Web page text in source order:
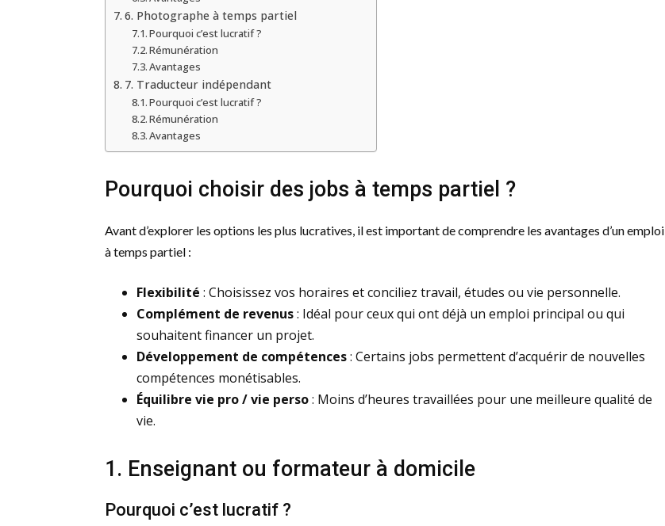
6. Photographe à temps partiel
Pourquoi c’est lucratif ?
Rémunération
Avantages
7. Traducteur indépendant
Pourquoi c’est lucratif ?
Rémunération
Avantages
Pourquoi choisir des jobs à temps partiel ?
Avant d’explorer les options les plus lucratives, il est important de comprendre les avantages d’un emploi
à temps partiel :
Flexibilité : Choisissez vos horaires et conciliez travail, études ou vie personnelle.
Complément de revenus: Idéal pour ceux qui ont déjà un emploi principal ou qui
souhaitent financer un projet.
Développement de compétences: Certains jobs permettent d’acquérir de nouvelles
compétences monétisables.
Équilibre vie pro / vie perso: Moins d’heures travaillées pour une meilleure qualité de
vie.
1. Enseignant ou formateur à domicile
Pourquoi c’est lucratif ?